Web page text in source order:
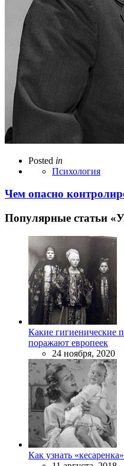
Posted in
Психология
Чем опасно
Популярные статьи
Какие гигиенические
поражают европеек
24 ноября, 2020
Как узнать